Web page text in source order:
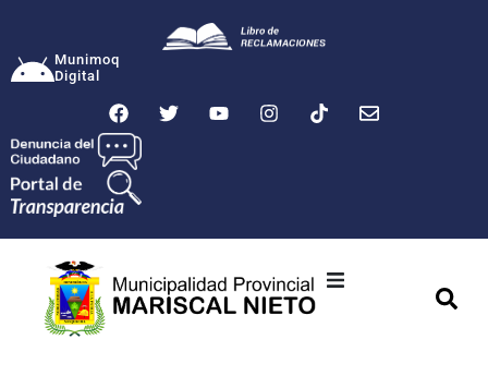
Munimoq
Digital